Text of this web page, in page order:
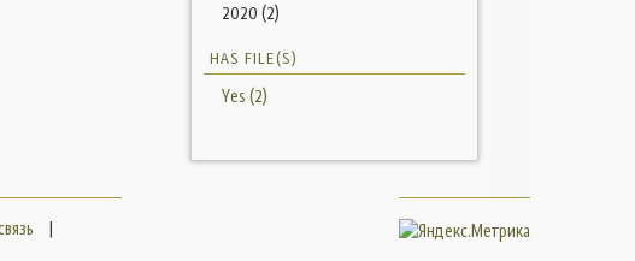
2020 (2)
HAS FILE(S)
Yes (2)
|